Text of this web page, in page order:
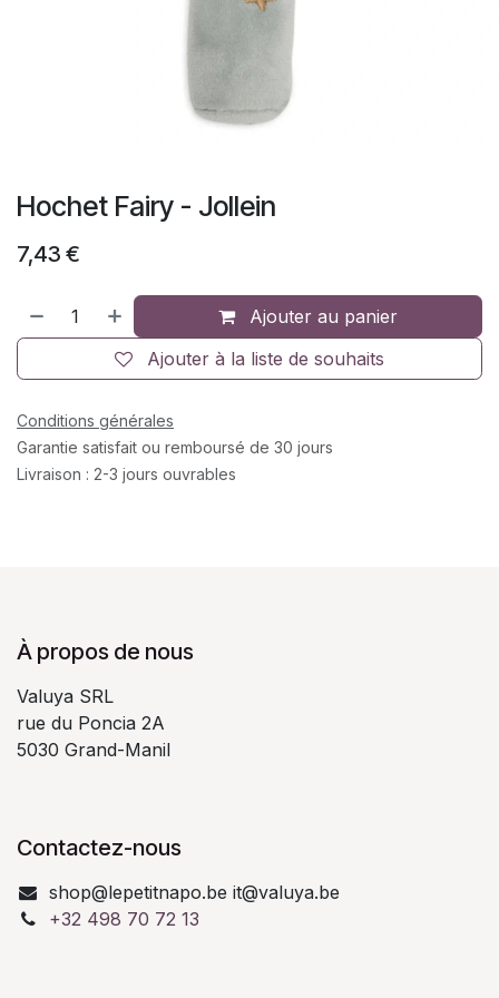
Hochet Fairy - Jollein
7,43 €
Ajouter au panier
Ajouter à la liste de souhaits
Conditions générales
Garantie satisfait ou remboursé de 30 jours
Livraison : 2-3 jours ouvrables
À propos de nous
Valuya SRL
rue du Poncia 2A
5030 Grand-Manil
Contactez-nous
shop@lepetitnapo.be it@valuya.be
+32 498 70 72 13